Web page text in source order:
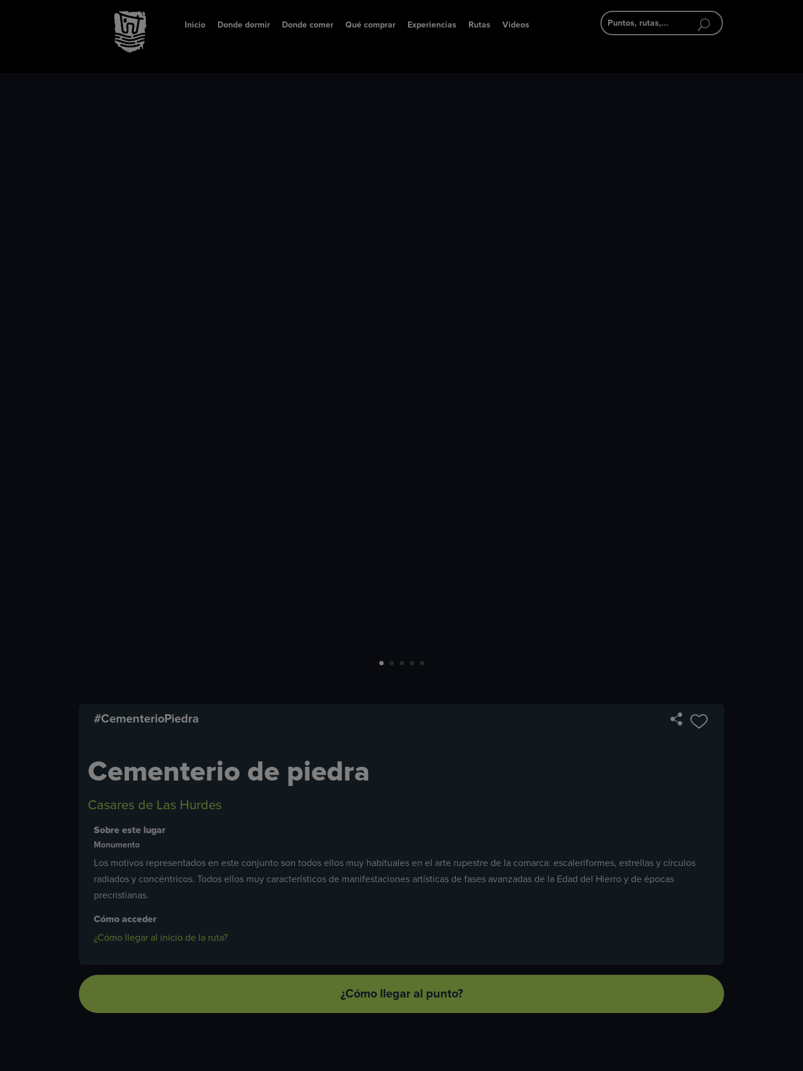
Inicio Donde dormir Donde comer Qué comprar Experiencias Rutas Videos
#CementerioPiedra
Cementerio de piedra
Casares de Las Hurdes
Sobre este lugar
Monumento
Los motivos representados en este conjunto son todos ellos muy habituales en el arte rupestre de la comarca: escaleriformes, estrellas y círculos
radiados y concéntricos. Todos ellos muy característicos de manifestaciones artísticas de fases avanzadas de la Edad del Hierro y de épocas
precristianas.
Cómo acceder
¿Cómo llegar al inicio de la ruta?
¿Cómo llegar al punto?